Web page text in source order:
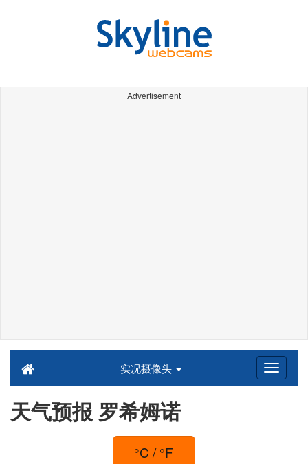
Advertisement
实况摄像头
天气预报 罗希姆诺
°C / °F